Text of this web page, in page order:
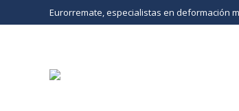
Eurorremate, especialistas en deformación